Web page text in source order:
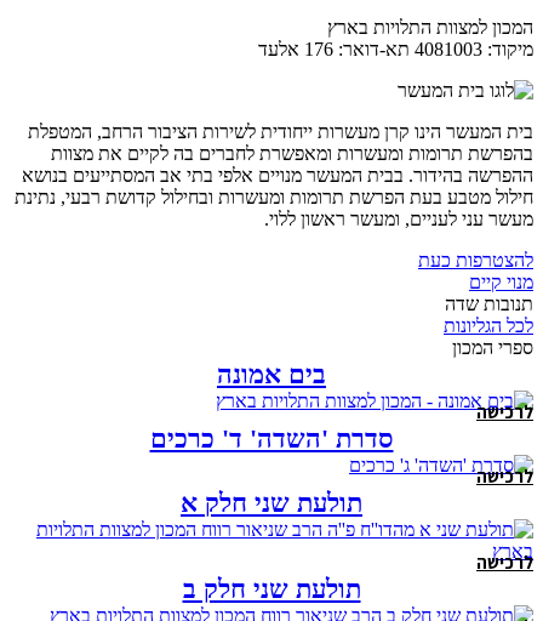
המכון למצוות התלויות בארץ
מיקוד: 4081003 תא-דואר: 176 אלעד
בית המעשר הינו קרן מעשרות ייחודית לשירות הציבור הרחב, המטפלת
בהפרשת תרומות ומעשרות ומאפשרת לחברים בה לקיים את מצוות
ההפרשה בהידור. בבית המעשר מנויים אלפי בתי אב המסתייעים בנושא
חילול מטבע בעת הפרשת תרומות ומעשרות ובחילול קדושת רבעי, נתינת
מעשר עני לעניים, ומעשר ראשון ללוי.
להצטרפות כעת
מנוי קיים
תנובות שדה
לכל הגליונות
ספרי המכון
בים אמונה
לרכישה
סדרת 'השדה' ד' כרכים
לרכישה
תולעת שני חלק א
לרכישה
תולעת שני חלק ב